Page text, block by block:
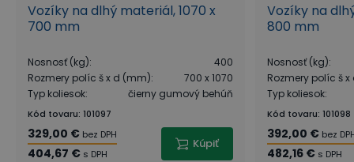
Vozíky na dlhý materiál, 1070 x
700 mm
Nosnosť (kg):
400
Rozmery políc š x d (mm):
700 x 1070
Typ koliesok: čierny gumový behúň
Kód tovaru: 101097
329,00 € bez DPH
404,67 € s DPH
Kúpiť
Vozíky na
800 mm
Nosnosť (kg):
Rozmery políc š
Typ koliesok:
Kód tovaru: 101098
392,00 € bez
482,16 € s DPH